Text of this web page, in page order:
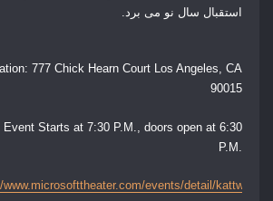
استقبال سال نو می برد.
777 Chick Hearn Court Los Angeles, CA
90015
Event Starts at 7:30 P.M., doors open at 6:30
P.M.
www.microsofttheater.com/events/detail/